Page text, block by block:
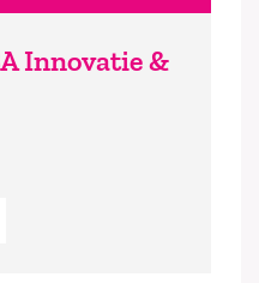
Innovatie &